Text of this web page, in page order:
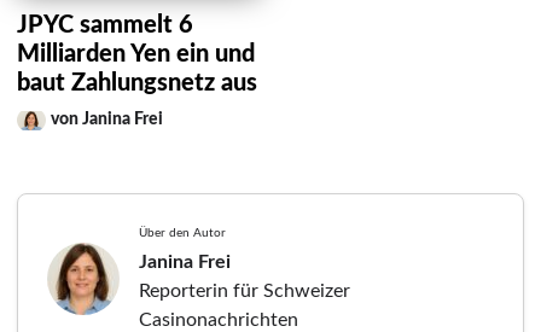
JPYC sammelt 6
Milliarden Yen ein und
baut Zahlungsnetz aus
von Janina Frei
Über den Autor
Janina Frei
Reporterin für Schweizer
Casinonachrichten